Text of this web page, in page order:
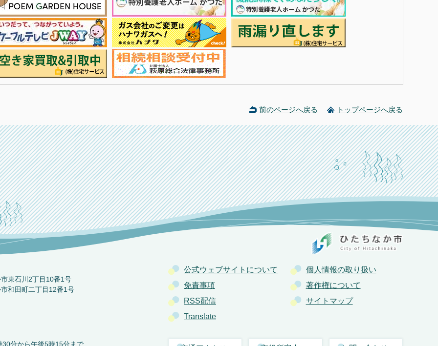
前のページへ戻る トップページへ戻る
公式ウェブサイトについて
個人情報の取り扱い
免責事項
著作権について
RSS配信
サイトマップ
Translate
東石川2丁目10番1号
和田町二丁目12番1号
分から午後5時15分まで